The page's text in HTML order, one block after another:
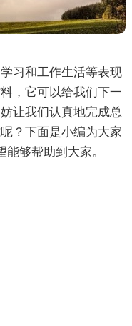
习和工作生活等表现
，它可以给我们下一
让我们认真地完成总
？下面是小编为大家
够帮助到大家。